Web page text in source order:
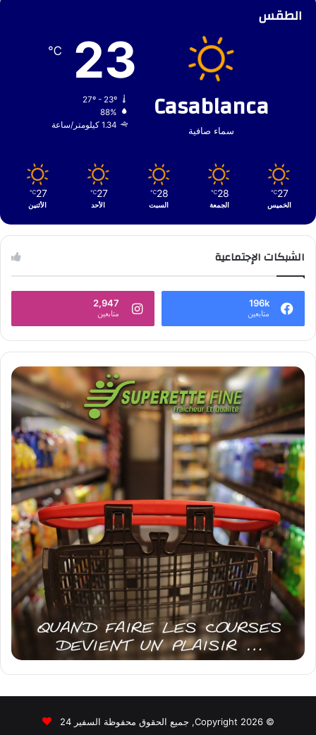
الطقس
Casablanca
سماء صافية
23
℃
27º - 23º
88%
1.34 كيلومتر/ساعة
27
℃
الخميس
28
℃
الجمعة
28
℃
السبت
27
℃
الأحد
27
℃
الأثنين
الشبكات الإجتماعية
196k
متابعين
2,947
متابعين
© Copyright 2026, جميع الحقوق محفوظة السفير 24